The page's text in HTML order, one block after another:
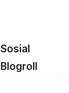
Sosial
Blogroll